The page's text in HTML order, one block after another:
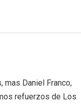
mas Daniel Franco,
refuerzos de Los